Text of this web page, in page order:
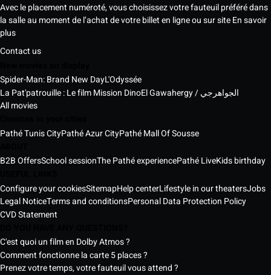
Avec le placement numéroté, vous choisissez votre fauteuil préféré dans
la salle au moment de l’achat de votre billet en ligne ou sur siteEn savoir
plus
Contact us
Spider-Man: Brand New DayL'Odyssée
La Pat'patrouille : Le film Mission Dino
El Gawahergy / الجواهرجي
All movies
Pathé Tunis CityPathé Azur CityPathé Mall Of Sousse
B2B OffersSchool sessionThe Pathé experiencePathé LiveKids birthday
Configure your cookiesSitemapHelp centerLifestyle in our theatersJobs
Legal NoticeTerms and conditionsPersonal Data Protection Policy
CVD Statement
C'est quoi un film en Dolby Atmos ?
Comment fonctionne la carte 5 places ?
Prenez votre temps, votre fauteuil vous attend ?